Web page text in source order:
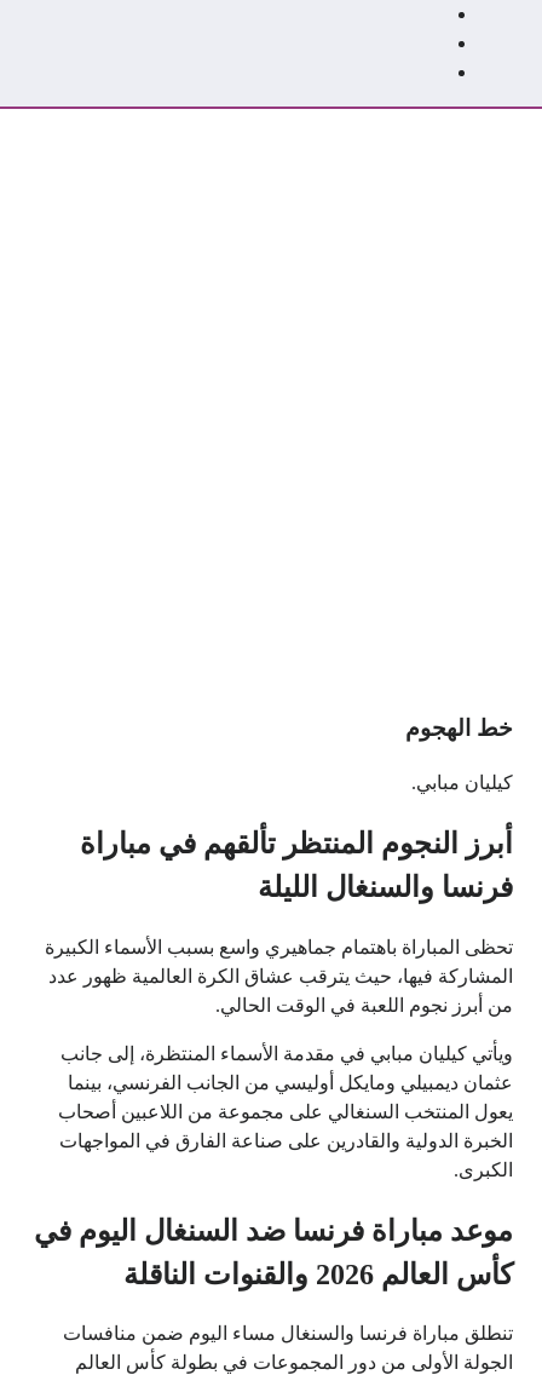
خط الهجوم
كيليان مبابي.
أبرز النجوم المنتظر تألقهم في مباراة
فرنسا والسنغال الليلة
تحظى المباراة باهتمام جماهيري واسع بسبب الأسماء الكبيرة
المشاركة فيها، حيث يترقب عشاق الكرة العالمية ظهور عدد
من أبرز نجوم اللعبة في الوقت الحالي.
ويأتي كيليان مبابي في مقدمة الأسماء المنتظرة، إلى جانب
عثمان ديمبيلي ومايكل أوليسي من الجانب الفرنسي، بينما
يعول المنتخب السنغالي على مجموعة من اللاعبين أصحاب
الخبرة الدولية والقادرين على صناعة الفارق في المواجهات
الكبرى.
موعد مباراة فرنسا ضد السنغال اليوم في
كأس العالم 2026 والقنوات الناقلة
تنطلق مباراة فرنسا والسنغال مساء اليوم ضمن منافسات
الجولة الأولى من دور المجموعات في بطولة كأس العالم